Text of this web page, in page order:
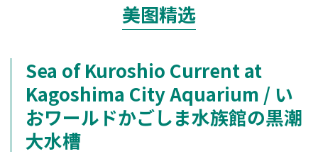
美图精选
Sea of Kuroshio Current at
Kagoshima City Aquarium / い
おワールドかごしま水族館の黒潮
大水槽